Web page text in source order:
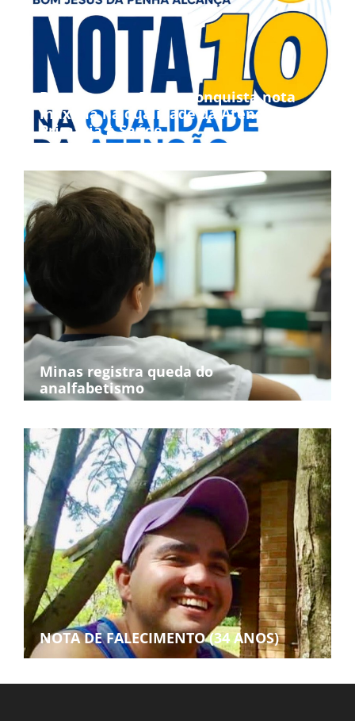
Bom Jesus da Penha conquista nota
máxima na qualidade da Atenção
Primária à Saúde
Minas registra queda do
analfabetismo
NOTA DE FALECIMENTO (34 ANOS)